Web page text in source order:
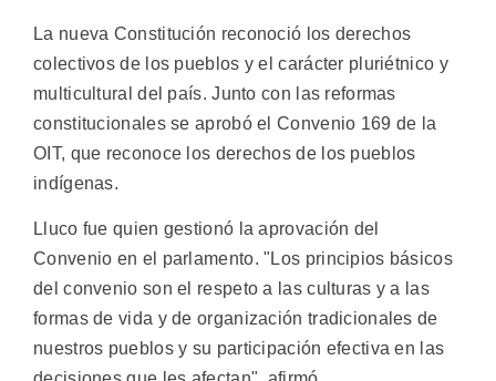
La nueva Constitución reconoció los derechos
colectivos de los pueblos y el carácter pluriétnico y
multicultural del país. Junto con las reformas
constitucionales se aprobó el Convenio 169 de la
OIT, que reconoce los derechos de los pueblos
indígenas.
Lluco fue quien gestionó la aprovación del
Convenio en el parlamento. "Los principios básicos
del convenio son el respeto a las culturas y a las
formas de vida y de organización tradicionales de
nuestros pueblos y su participación efectiva en las